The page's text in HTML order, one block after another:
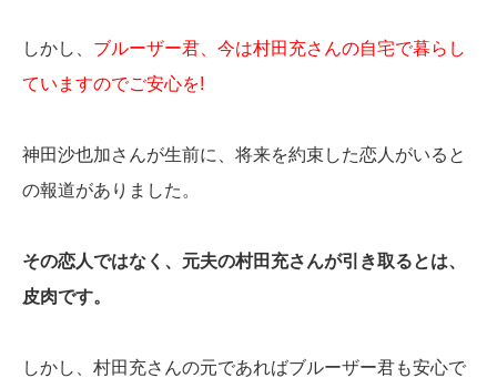
しかし、 ブルーザー君、今は村田充さんの自宅で暮らし
ていますのでご安心を!
神田沙也加さんが生前に、将来を約束した恋人がいると
の報道がありました。
その恋人ではなく、元夫の村田充さんが引き取るとは、
皮肉です。
しかし、村田充さんの元であればブルーザー君も安心で